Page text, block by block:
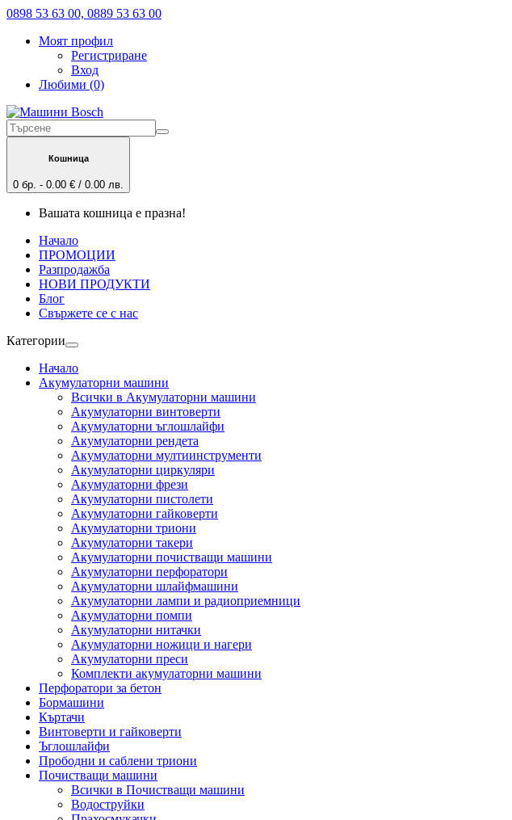
0898 53 63 00, 0889 53 63 00
Моят профил
Регистриране
Вход
Любими (0)
Кошница
0 бр. - 0.00 € / 0.00 лв.
Вашата кошница е празна!
Начало
ПРОМОЦИИ
Разпродажба
НОВИ ПРОДУКТИ
Блог
Свържете се с нас
Категории
Начало
Акумулаторни машини
Всички в Акумулаторни машини
Акумулаторни винтоверти
Акумулаторни ъглошлайфи
Акумулаторни рендета
Акумулаторни мултиинструменти
Акумулаторни циркуляри
Акумулаторни фрези
Акумулаторни пистолети
Акумулаторни гайковерти
Акумулаторни триони
Акумулаторни такери
Акумулаторни почистващи машини
Акумулаторни перфоратори
Акумулаторни шлайфмашини
Акумулаторни лампи и радиоприемници
Акумулаторни помпи
Акумулаторни нитачки
Акумулаторни ножици и нагери
Акумулаторни преси
Комплекти акумулаторни машини
Перфоратори за бетон
Бормашини
Къртачи
Винтоверти и гайковерти
Ъглошлайфи
Прободни и саблени триони
Почистващи машини
Всички в Почистващи машини
Водоструйки